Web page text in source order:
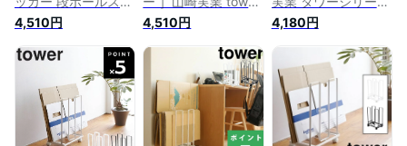
ッカー ダンボール
段ボール 立て 置き
スタンド おしゃれ
ストッカー キャスタ
ー シンプル ラック
リビング 収納
yamazaki タワーシ
リーズ [tower タワ
4,510円
段ボールストッカー
段ボール ダンボール
置き 段ボール入れ
収納 ダンボールラッ
ク 段ボールラック
ダンボール収納ワゴ
ン 紙袋ストッカー
収納ラック 整理 お
4,510円
収納 ダンボール収納
段ボール 収納 ダン
ボールラック 段ボー
ルラック スタンド
収納ラック シンプル
新生活 新居 片づく
段ボールストッカー
省スペース モノトー
4,180円